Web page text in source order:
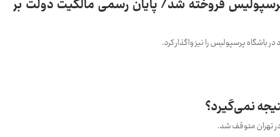
فروخته شد/ پایان رسمی مالکیت دولت بر
نمی‌گیرد؟
تهران متوقف شد.